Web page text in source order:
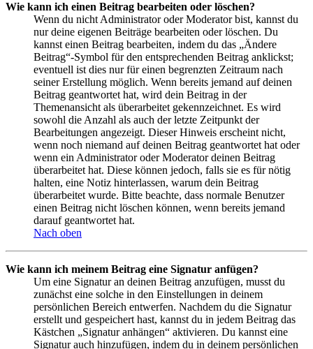
Wie kann ich einen Beitrag bearbeiten oder löschen?
Wenn du nicht Administrator oder Moderator bist, kannst du
nur deine eigenen Beiträge bearbeiten oder löschen. Du
kannst einen Beitrag bearbeiten, indem du das „Ändere
Beitrag“-Symbol für den entsprechenden Beitrag anklickst;
eventuell ist dies nur für einen begrenzten Zeitraum nach
seiner Erstellung möglich. Wenn bereits jemand auf deinen
Beitrag geantwortet hat, wird dein Beitrag in der
Themenansicht als überarbeitet gekennzeichnet. Es wird
sowohl die Anzahl als auch der letzte Zeitpunkt der
Bearbeitungen angezeigt. Dieser Hinweis erscheint nicht,
wenn noch niemand auf deinen Beitrag geantwortet hat oder
wenn ein Administrator oder Moderator deinen Beitrag
überarbeitet hat. Diese können jedoch, falls sie es für nötig
halten, eine Notiz hinterlassen, warum dein Beitrag
überarbeitet wurde. Bitte beachte, dass normale Benutzer
einen Beitrag nicht löschen können, wenn bereits jemand
darauf geantwortet hat.
Nach oben
Wie kann ich meinem Beitrag eine Signatur anfügen?
Um eine Signatur an deinen Beitrag anzufügen, musst du
zunächst eine solche in den Einstellungen in deinem
persönlichen Bereich entwerfen. Nachdem du die Signatur
erstellt und gespeichert hast, kannst du in jedem Beitrag das
Kästchen „Signatur anhängen“ aktivieren. Du kannst eine
Signatur auch hinzufügen, indem du in deinem persönlichen